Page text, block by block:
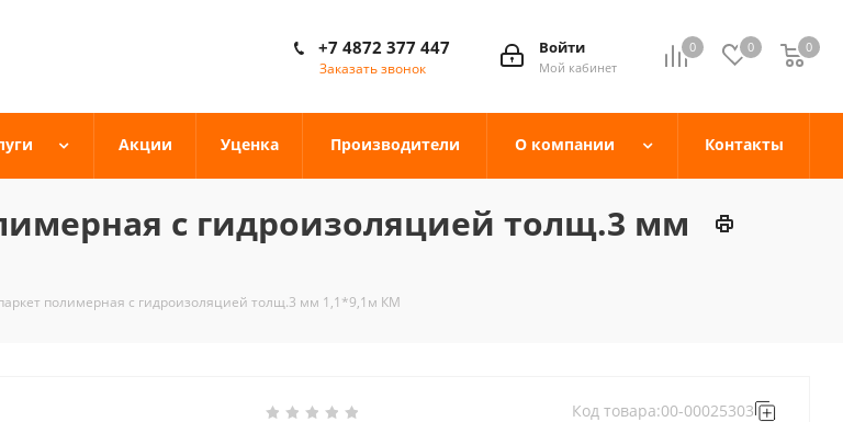
0 0 0
Войти
Мой кабинет
+7 4872 377 447
Заказать звонок
Акции Уценка Производители О компании Контакты
с гидроизоляцией толщ.3 мм
полимерная с гидроизоляцией толщ.3 мм 1,1*9,1м КМ
Код товара:00-00025303